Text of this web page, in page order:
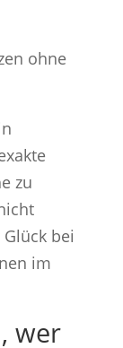
ohne
zu
bei
im
wer